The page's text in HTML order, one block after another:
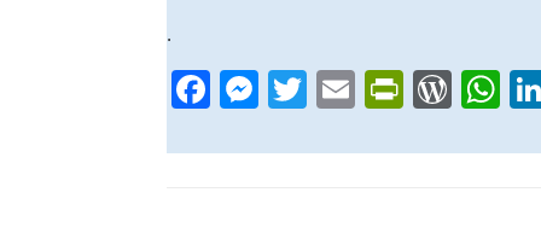
.
F
c
M
ss
T
tt
E
ail
Pr
tF
W
d
W
at